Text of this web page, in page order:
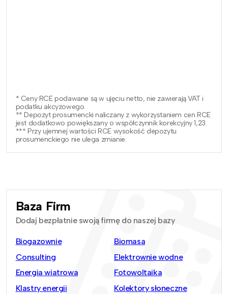
* Ceny RCE podawane są w ujęciu netto, nie zawierają VAT i
podatku akcyzowego.
** Depozyt prosumencki naliczany z wykorzystaniem cen RCE
jest dodatkowo powiększany o współczynnik korekcyjny 1,23.
*** Przy ujemnej wartości RCE wysokość depozytu
prosumenckiego nie ulega zmianie.
Baza Firm
Dodaj bezpłatnie swoją firmę do naszej bazy
Biogazownie
Biomasa
Consulting
Elektrownie wodne
Energia wiatrowa
Fotowoltaika
Klastry energii
Kolektory słoneczne